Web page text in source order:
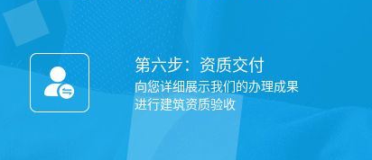
第六步：资质交付
向您详细展示我们的办理成果
进行建筑资质验收